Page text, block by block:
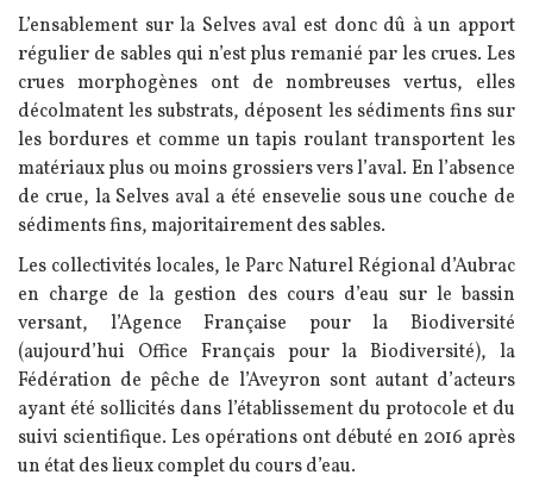
L’ensablement sur la Selves aval est donc dû à un apport
régulier de sables qui n’est plus remanié par les crues. Les
crues morphogènes ont de nombreuses vertus, elles
décolmatent les substrats, déposent les sédiments fins sur
les bordures et comme un tapis roulant transportent les
matériaux plus ou moins grossiers vers l’aval. En l’absence
de crue, la Selves aval a été ensevelie sous une couche de
sédiments fins, majoritairement des sables.
Les collectivités locales, le Parc Naturel Régional d’Aubrac
en charge de la gestion des cours d’eau sur le bassin
versant, l’Agence Française pour la Biodiversité
(aujourd’hui Office Français pour la Biodiversité), la
Fédération de pêche de l’Aveyron sont autant d’acteurs
ayant été sollicités dans l’établissement du protocole et du
suivi scientifique. Les opérations ont débuté en 2016 après
un état des lieux complet du cours d’eau.